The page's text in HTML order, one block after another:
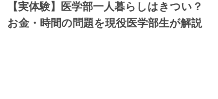
【実体験】医学部一人暮らしはきつい？
お金・時間の問題を現役医学部生が解説